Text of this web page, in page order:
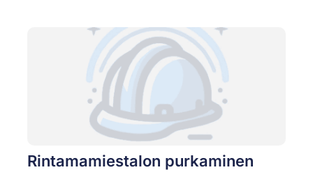
Rintamamiestalon purkaminen